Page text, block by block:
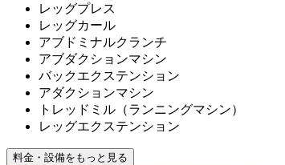
レッグプレス
レッグカール
アブドミナルクランチ
アブダクションマシン
バックエクステンション
アダクションマシン
トレッドミル（ランニングマシン）
レッグエクステンション
料金・設備をもっと見る